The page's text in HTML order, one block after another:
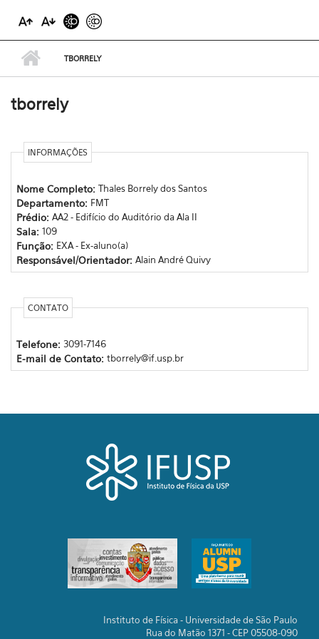
TBORRELY
tborrely
INFORMAÇÕES
Nome Completo: Thales Borrely dos Santos
Departamento: FMT
Prédio: AA2 - Edifício do Auditório da Ala II
Sala: 109
Função: EXA - Ex-aluno(a)
Responsável/Orientador: Alain André Quivy
CONTATO
Telefone: 3091-7146
E-mail de Contato: tborrely@if.usp.br
Instituto de Física - Universidade de São Paulo
Rua do Matão 1371 - CEP 05508-090